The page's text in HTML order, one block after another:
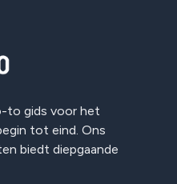
to gids voor het
tot eind. Ons
biedt diepgaande